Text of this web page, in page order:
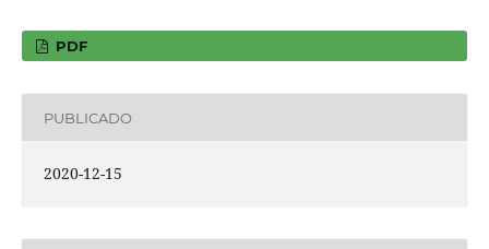
PDF
PUBLICADO
2020-12-15